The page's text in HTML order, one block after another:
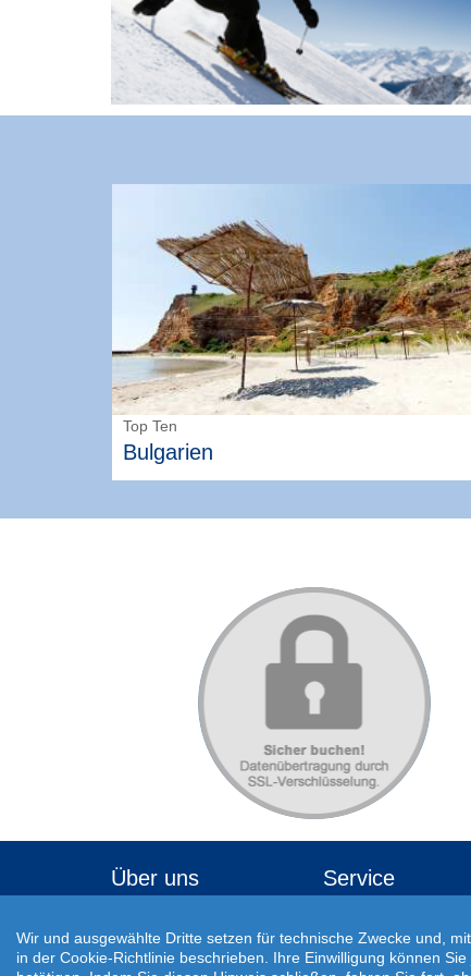
Top Ten
Bulgarien
Über uns
Awards
Service
Buchungsablauf
Wir und ausgewählte Dritte setzen für technische Zwecke und,
in der Cookie-Richtlinie beschrieben. Ihre Einwilligung können